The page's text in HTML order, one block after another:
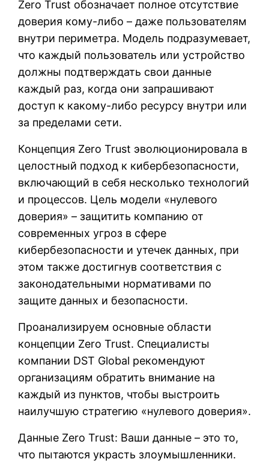
Zero Trust обозначает полное отсутствие
доверия кому-либо – даже пользователям
внутри периметра. Модель подразумевает,
что каждый пользователь или устройство
должны подтверждать свои данные
каждый раз, когда они запрашивают
доступ к какому-либо ресурсу внутри или
за пределами сети.
Концепция Zero Trust эволюционировала в
целостный подход к кибербезопасности,
включающий в себя несколько технологий
и процессов. Цель модели «нулевого
доверия» – защитить компанию от
современных угроз в сфере
кибербезопасности и утечек данных, при
этом также достигнув соответствия с
законодательными нормативами по
защите данных и безопасности.
Проанализируем основные области
концепции Zero Trust. Специалисты
компании DST Global рекомендуют
организациям обратить внимание на
каждый из пунктов, чтобы выстроить
наилучшую стратегию «нулевого доверия».
Данные Zero Trust: Ваши данные – это то,
что пытаются украсть злоумышленники.